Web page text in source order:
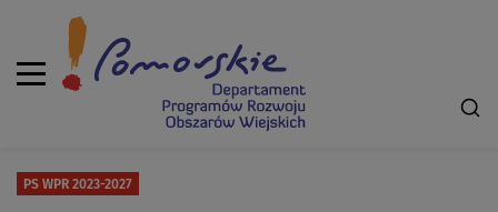
PS WPR 2023-2027